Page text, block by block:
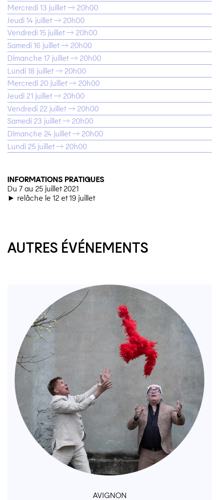
Mercredi 13 juillet → 20h00
Jeudi 14 juillet → 20h00
Vendredi 15 juillet → 20h00
Samedi 16 juillet → 20h00
Dimanche 17 juillet → 20h00
Lundi 18 juillet → 20h00
Mercredi 20 juillet → 20h00
Jeudi 21 juillet → 20h00
Vendredi 22 juillet → 20h00
Samedi 23 juillet → 20h00
Dimanche 24 juillet → 20h00
Lundi 25 juillet → 20h00
INFORMATIONS PRATIQUES
Du 7 au 25 juillet 2021
► relâche le 12 et 19 juillet
AUTRES ÉVÉNEMENTS
AVIGNON